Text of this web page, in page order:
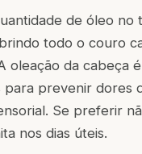
de óleo
todo o couro
oleação da cabeça
para prevenir
Se preferir
nos dias úteis.